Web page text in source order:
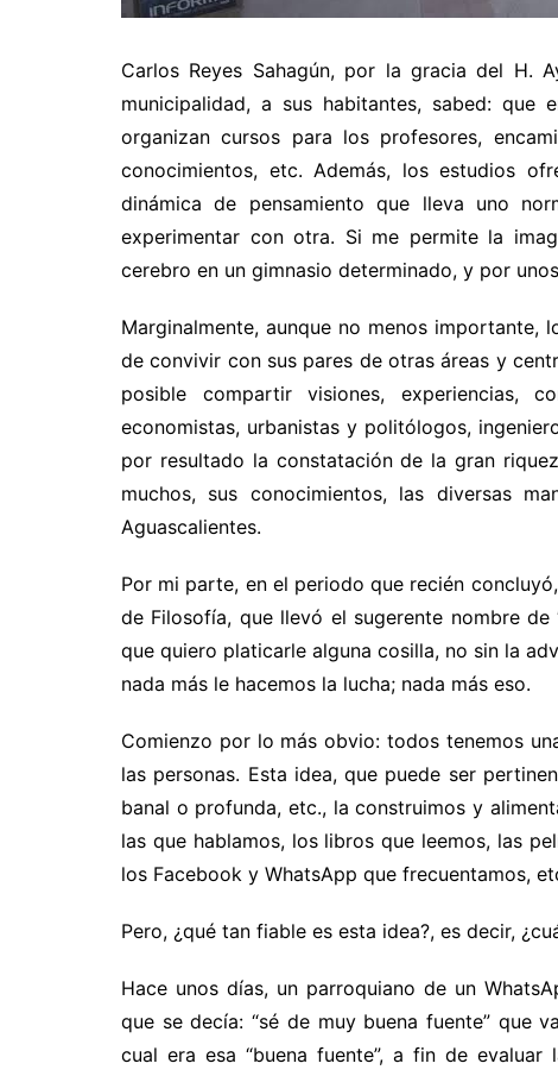
Carlos Reyes Sahagún, por la gracia del H.
municipalidad, a sus habitantes, sabed: que
organizan cursos para los profesores,
conocimientos, etc. Además, los estudios
dinámica de pensamiento que lleva uno
experimentar con otra. Si me permite la
cerebro en un gimnasio determinado, y por
Marginalmente, aunque no menos
de convivir con sus pares de otras áreas y
posible compartir visiones, experiencias,
economistas, urbanistas y politólogos,
por resultado la constatación de la gran
muchos, sus conocimientos, las diversas
Aguascalientes.
Por mi parte, en el periodo que recién
de Filosofía, que llevó el sugerente nombre de
que quiero platicarle alguna cosilla, no sin la
nada más le hacemos la lucha; nada más eso.
Comienzo por lo más obvio: todos tenemos
las personas. Esta idea, que puede ser
banal o profunda, etc., la construimos y
las que hablamos, los libros que leemos, las
los Facebook y WhatsApp que frecuentamos,
Pero, ¿qué tan fiable es esta idea?, es decir,
Hace unos días, un parroquiano de un
que se decía: “sé de muy buena fuente” que
cual era esa “buena fuente”, a fin de